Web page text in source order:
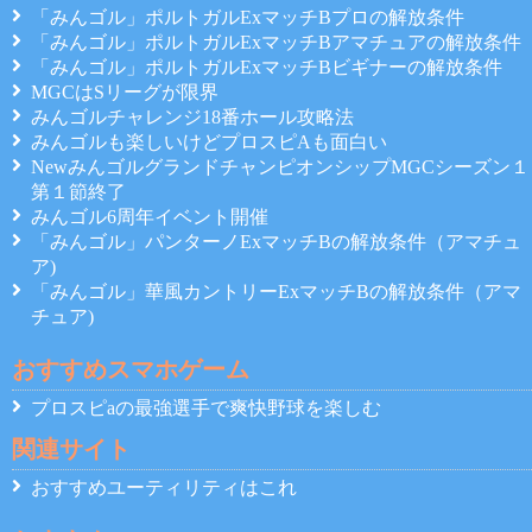
「みんゴル」ポルトガルExマッチBプロの解放条件
「みんゴル」ポルトガルExマッチBアマチュアの解放条件
「みんゴル」ポルトガルExマッチBビギナーの解放条件
MGCはSリーグが限界
みんゴルチャレンジ18番ホール攻略法
みんゴルも楽しいけどプロスピAも面白い
NewみんゴルグランドチャンピオンシップMGCシーズン１
第１節終了
みんゴル6周年イベント開催
「みんゴル」パンターノExマッチBの解放条件（アマチュ
ア)
「みんゴル」華風カントリーExマッチBの解放条件（アマ
チュア)
おすすめスマホゲーム
プロスピaの最強選手で爽快野球を楽しむ
関連サイト
おすすめユーティリティはこれ